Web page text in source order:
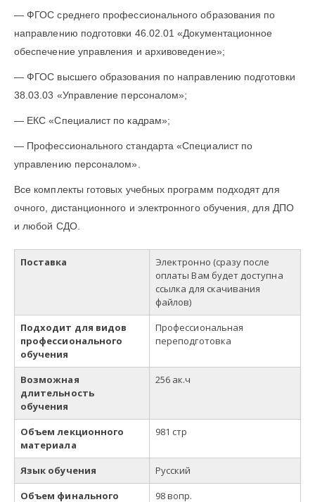
— ФГОС среднего профессионального образования по
направлению подготовки 46.02.01 «Документационное
обеспечение управления и архивоведение»;
— ФГОС высшего образования по направлению подготовки
38.03.03 «Управление персоналом»;
— ЕКС «Специалист по кадрам»;
— Профессионального стандарта «Специалист по
управлению персоналом».
Все комплекты готовых учебных программ подходят для
очного, дистанционного и электронного обучения, для ДПО
и любой СДО.
Поставка
Электронно (сразу после
оплаты Вам будет доступна
ссылка для скачивания
файлов)
Подходит для видов
профессионального
обучения
Профессиональная
переподготовка
Возможная
длительность
обучения
256 ак.ч
Объем лекционного
материала
981 стр
Язык обучения
Русский
Объем финального
98 вопр.